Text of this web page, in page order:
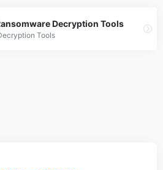
Decryption Tools
Tools